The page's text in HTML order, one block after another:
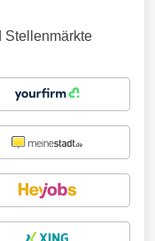
Stellenmärkte